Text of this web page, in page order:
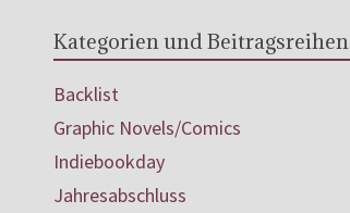
Kategorien und Beitragsreihen
Backlist
Graphic Novels/Comics
Indiebookday
Jahresabschluss